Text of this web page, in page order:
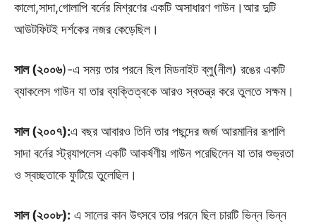
কালো,সাদা,গোলাপি বর্নের মিশ্রণের একটি অসাধারণ গাউন।আর দুটি
আউটফিটই দর্শকের নজর কেড়েছিল।
সাল (২০০৬)-এ সময় তার পরনে ছিল মিডনাইট ব্লু(নীল) রঙের একটি
ব্যাকলেস গাউন যা তার ব্যক্তিত্বকে আরও স্বতন্ত্র করে তুলতে সক্ষম।
সাল (২০০৭):এ বছর আবারও তিনি তার পছন্দের জর্জ আরমানির রূপালি
সাদা বর্নের স্ট্র‍্যাপলেস একটি আকর্ষণীয় গাউন পরেছিলেন যা তার শুভ্রতা
ও স্বচ্ছতাকে ফুটিয়ে তুলেছিল।
সাল (২০০৮): এ সালের কান উৎসবে তার পরনে ছিল চারটি ভিন্ন ভিন্ন